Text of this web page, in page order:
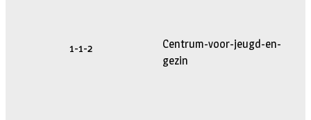
1-1-2
Centrum-voor-jeugd-en-
gezin